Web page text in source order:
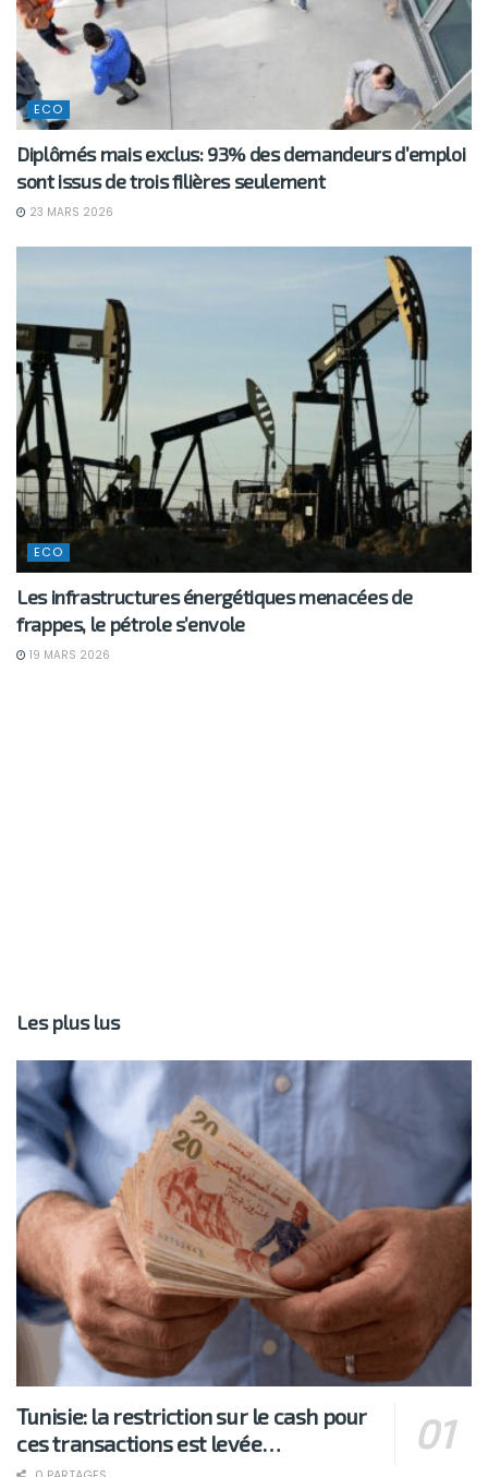
ECO
Diplômés mais exclus: 93% des demandeurs d’emploi
sont issus de trois filières seulement
23 MARS 2026
ECO
Les infrastructures énergétiques menacées de
frappes, le pétrole s’envole
19 MARS 2026
Les plus lus
Tunisie: la restriction sur le cash pour
ces transactions est levée…